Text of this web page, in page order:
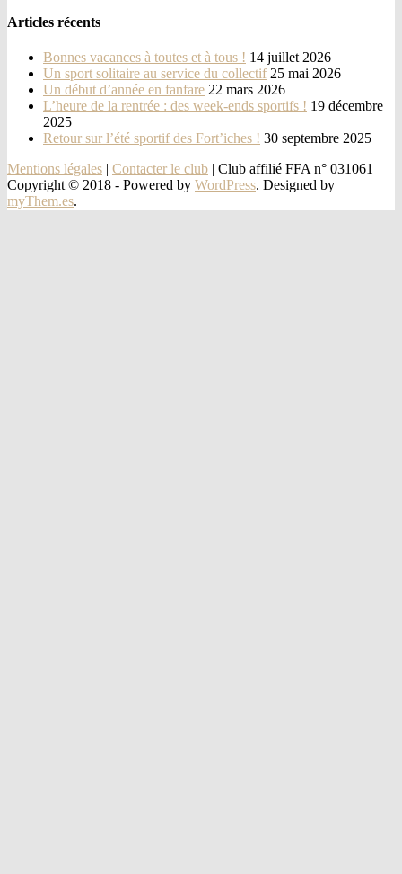
Articles récents
Bonnes vacances à toutes et à tous ! 14 juillet 2026
Un sport solitaire au service du collectif 25 mai 2026
Un début d’année en fanfare 22 mars 2026
L’heure de la rentrée : des week-ends sportifs ! 19 décembre
2025
Retour sur l’été sportif des Fort’iches ! 30 septembre 2025
Mentions légales | Contacter le club | Club affilié FFA n° 031061
Copyright © 2018 - Powered by WordPress. Designed by
myThem.es.